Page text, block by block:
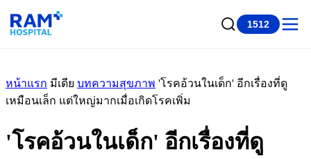
1512
หน้าแรก มีเดีย บทความสุขภาพ 'โรคอ้วนในเด็ก' อีกเรื่องที่ดู
เหมือนเล็ก แต่ใหญ่มากเมื่อเกิดโรคเพิ่ม
'โรคอ้วนในเด็ก' อีกเรื่องที่ดู